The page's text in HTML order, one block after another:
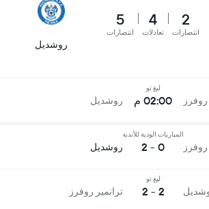
2
انتصارات
4
تعادلات
5
انتصارات
روشديل
روفرز
ليغ تو
02:00 م روشديل
روفرز
المباريات الودية للأندية
0 - 2 روشديل
ليغ تو
2 - 2 ترانمير روفرز